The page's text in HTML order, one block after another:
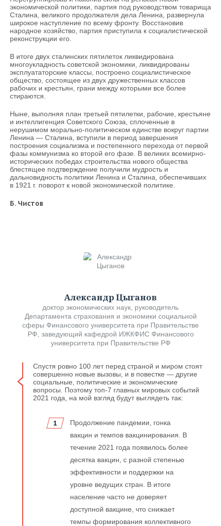
экономической политики, партия под руководством товарища
Сталина, великого продолжателя дела Ленина, развернула
широкое наступление по всему фронту. Восстановив
народное хозяйство, партия приступила к социалистической
реконструкции его.
В итоге двух сталинских пятилеток ликвидирована
многоукладность советской экономики, ликвидированы
эксплуататорские классы, построено социалистическое
общество, состоящее из двух дружественных классов
рабочих и крестьян, грани между которыми все более
стираются.
Ныне, выполняя план третьей пятилетки, рабочие, крестьяне
и интеллигенция Советского Союза, сплоченные в
нерушимом морально-политическом единстве вокруг партии
Ленина — Сталина, вступили в период завершения
построения социализма и постепенного перехода от первой
фазы коммунизма ко второй его фазе. В великих всемирно-
исторических победах строительства нового общества
блестящее подтверждение получили мудрость и
дальновидность политики Ленина и Сталина, обеспечивших
в 1921 г. поворот к новой экономической политике.
Б. Чистов
Александр Цыганов
доктор экономических наук, руководитель
Департамента страхования и экономики социальной
сферы Финансового университета при Правительстве
РФ, заведующий кафедрой ИЖКФИС Финансового
университета при Правительстве РФ
Спустя ровно 100 лет перед страной и миром стоят
совершенно новые вызовы, и в повестке — другие
социальные, политические и экономические
вопросы. Поэтому топ-7 главных мировых событий
2021 года, на мой взгляд будут выглядеть так:
Продолжение пандемии, гонка
вакцин и темпов вакцинирования. В
течение 2021 года появилось более
десятка вакцин, с разной степенью
эффективности и поддержки на
уровне ведущих стран. В итоге
население часто не доверяет
доступной вакцине, что снижает
темпы формирования коллективного